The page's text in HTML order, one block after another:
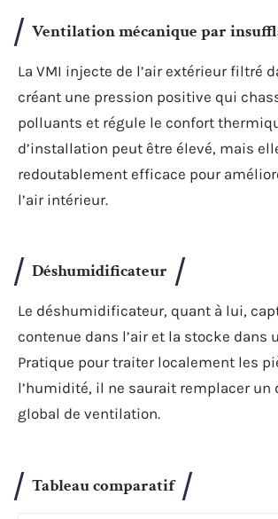
Ventilation mécanique par
La VMI injecte de l’air extérieur filtré
créant une pression positive qui
polluants et régule le confort
d’installation peut être élevé, mais
redoutablement efficace pour
l’air intérieur.
Déshumidificateur
Le déshumidificateur, quant à lui,
contenue dans l’air et la stocke dans
Pratique pour traiter localement les
l’humidité, il ne saurait remplacer
global de ventilation.
Tableau comparatif